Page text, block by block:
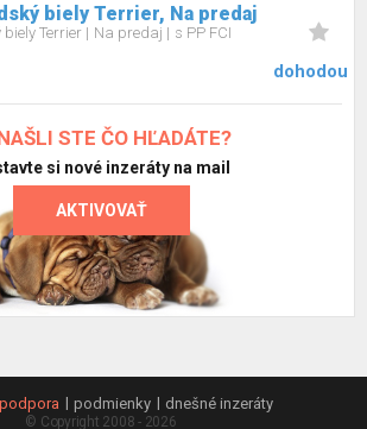
biely Terrier, Na predaj
Terrier Na predaj s PP FCI
dohodou
STE ČO HĽADÁTE?
si nové inzeráty na mail
AKTIVOVAŤ
podmienky dnešné inzeráty
© Copyright 2008 - 2026